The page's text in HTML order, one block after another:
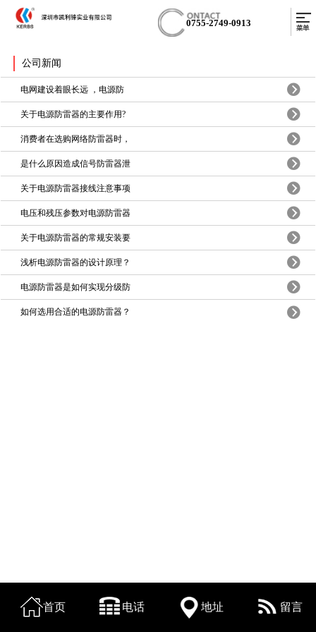
0755-2749-0913
公司新闻
电网建设着眼长远 ，电源防
关于电源防雷器的主要作用?
消费者在选购网络防雷器时，
是什么原因造成信号防雷器泄
关于电源防雷器接线注意事项
电压和残压参数对电源防雷器
关于电源防雷器的常规安装要
浅析电源防雷器的设计原理？
电源防雷器是如何实现分级防
如何选用合适的电源防雷器？
首页 电话 地址 留言